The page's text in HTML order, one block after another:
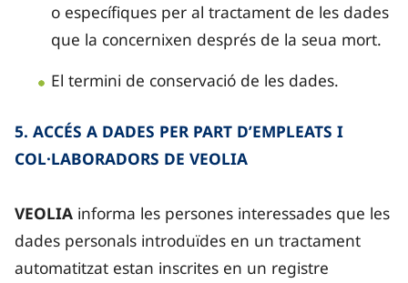
o específiques per al tractament de les dades
que la concernixen després de la seua mort.
El termini de conservació de les dades.
5. ACCÉS A DADES PER PART D’EMPLEATS I
COL·LABORADORS DE VEOLIA
VEOLIA informa les persones interessades que les
dades personals introduïdes en un tractament
automatitzat estan inscrites en un registre